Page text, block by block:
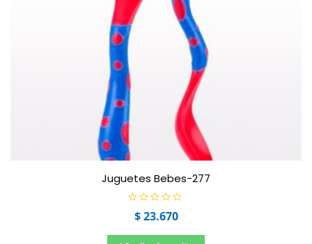
Juguetes Bebes-277
o
$23.670